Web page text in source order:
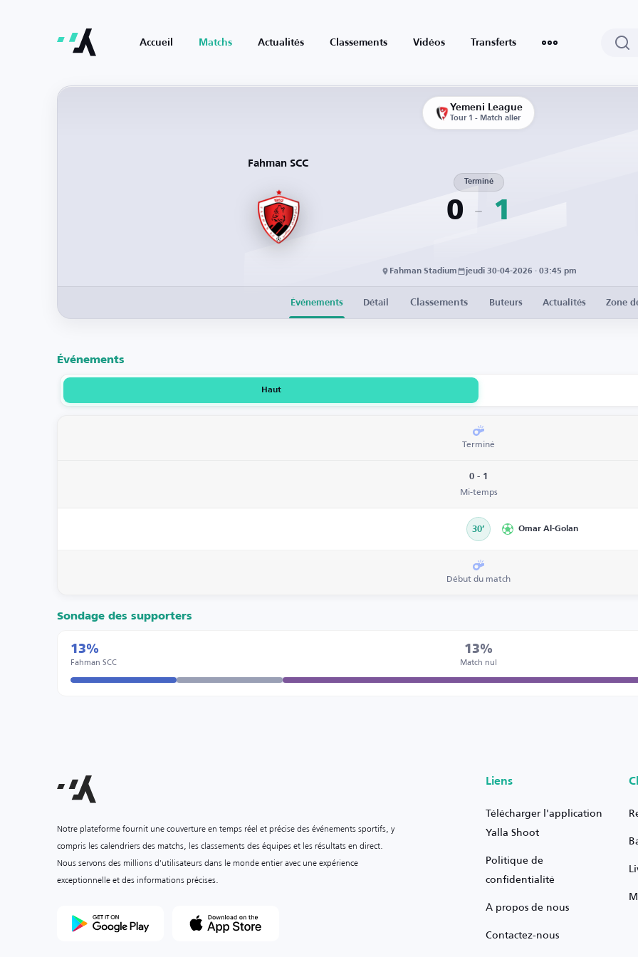
Accueil Matchs Actualités Classements Vidéos Transferts
Yemeni League
Tour 1 - Match aller
Fahman SCC
0
Terminé
1
Fahman Stadium jeudi 30-04-2026 · 03:45 pm
Événements Détail Classements Buteurs Actualités Zone
Événements
Haut
Terminé
0 - 1
Mi-temps
30’ Omar Al-Golan
Début du match
Sondage des supporters
13%
Fahman SCC
13%
Match nul
Notre plateforme fournit une couverture en temps réel et précise des événements sportifs, y
compris les calendriers des matchs, les classements des équipes et les résultats en direct.
Nous servons des millions d'utilisateurs dans le monde entier avec une expérience
exceptionnelle et des informations précises.
Liens
Télécharger l'application
Yalla Shoot
Politique de
confidentialité
À propos de nous
Contactez-nous